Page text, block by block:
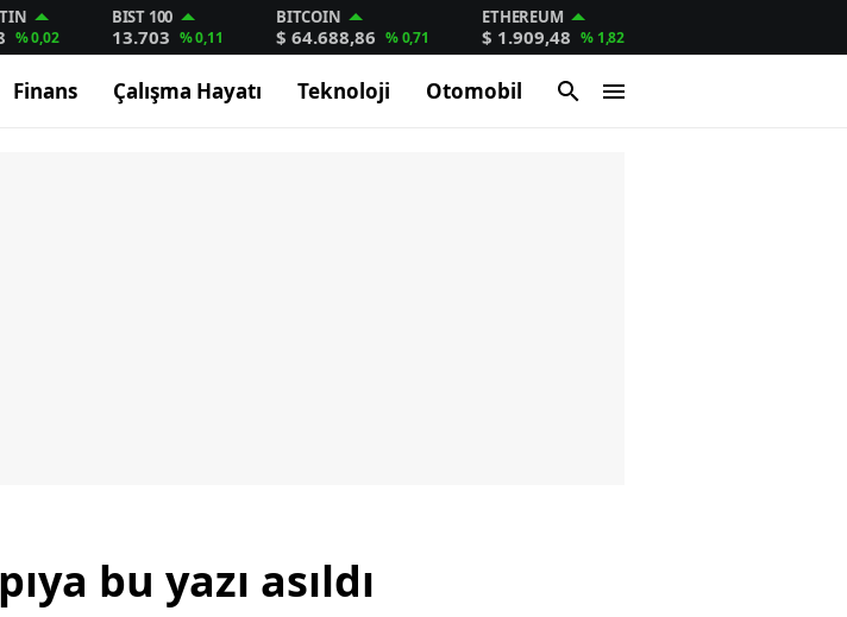
% 0,02
BIST 100
13.703 % 0,11
BITCOIN
$ 64.688,86 % 0,71
ETHEREUM
$ 1.909,48 % 1,82
Finans Çalışma Hayatı Teknoloji Otomobil
bu yazı asıldı